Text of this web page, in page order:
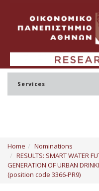
Services
Profile
Regulation
Home
Nominations
RESULTS: SMART WATER
GENERATION OF URBAN
(position code 3366-PR9)